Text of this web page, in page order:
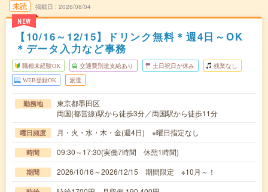
未読
NEW
掲載日 2026/08/04
【10/16～12/15】ドリンク無料＊週4日～OK
＊データ入力など事務
職種未経験OK 交通費別途支給あり 土日祝日が休み 残業なし
WEB登録OK 派遣
勤務地
東京都墨田区
両国(都営線)駅から徒歩3分／両国駅から徒歩11分
曜日頻度 月・火・水・木・金(週4日) ※曜日指定なし
時間 09:30～17:30(実働7時間 休憩1時間)
期間 2026/10/16～2026/12/15 期間限定 ※10月～！